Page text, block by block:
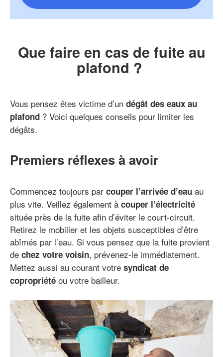
Que faire en cas de fuite au
plafond ?
Vous pensez êtes victime d’un dégât des eaux au
plafond ? Voici quelques conseils pour limiter les
dégâts.
Premiers réflexes à avoir
Commencez toujours par couper l’arrivée d’eau au
plus vite. Veillez également à couper l’électricité
située près de la fuite afin d’éviter le court-circuit.
Retirez le mobilier et les objets susceptibles d’être
abîmés par l’eau. Si vous pensez que la fuite provient
de chez votre voisin, prévenez-le immédiatement.
Mettez aussi au courant votre syndicat de
copropriété ou votre bailleur.